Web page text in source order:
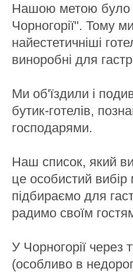
Нашою метою було
Чорногорії". Тому
найестетичніші
виноробні для
Ми об'їздили і
бутик-готелів,
господарями.
Наш список, який
це особистий вибір
підбираємо для
радимо своїм
У Чорногорії через
(особливо в